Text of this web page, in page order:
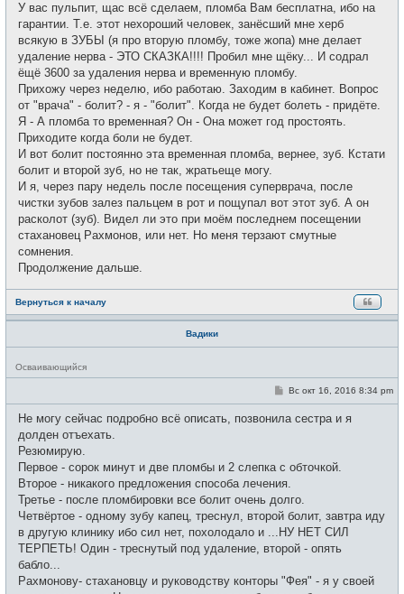
У вас пульпит, щас всё сделаем, пломба Вам бесплатна, ибо на
гарантии. Т.е. этот нехороший человек, занёсший мне херб
всякую в ЗУБЫ (я про вторую пломбу, тоже жопа) мне делает
удаление нерва - ЭТО СКАЗКА!!!! Пробил мне щёку... И содрал
ёщё 3600 за удаления нерва и временную пломбу.
Прихожу через неделю, ибо работаю. Заходим в кабинет. Вопрос
от "врача" - болит? - я - "болит". Когда не будет болеть - придёте.
Я - А пломба то временная? Он - Она может год простоять.
Приходите когда боли не будет.
И вот болит постоянно эта временная пломба, вернее, зуб. Кстати
болит и второй зуб, но не так, жратьеще могу.
И я, через пару недель после посещения суперврача, после
чистки зубов залез пальцем в рот и пощупал вот этот зуб. А он
расколот (зуб). Видел ли это при моём последнем посещении
стахановец Рахмонов, или нет. Но меня терзают смутные
сомнения.
Продолжение дальше.
Вернуться к началу
Вадики
Н
е
Осваивающийся
С
б
и
Вс окт 16, 2016 8:34 pm
Не могу сейчас подробно всё описать, позвонила сестра и я
долден отъехать.
Резюмирую.
Первое - сорок минут и две пломбы и 2 слепка с обточкой.
Второе - никакого предложения способа лечения.
Третье - после пломбировки все болит очень долго.
Четвёртое - одному зубу капец, треснул, второй болит, завтра иду
в другую клинику ибо сил нет, похолодало и ...НУ НЕТ СИЛ
ТЕРПЕТЬ! Один - треснутый под удаление, второй - опять
бабло...
Рахмонову- стахановцу и руководству конторы "Фея" - я у своей